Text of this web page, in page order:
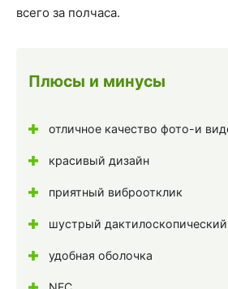
всего за полчаса.
Плюсы и минусы
отличное качество фото-и
красивый дизайн
приятный виброотклик
шустрый дактилоскопический
удобная оболочка